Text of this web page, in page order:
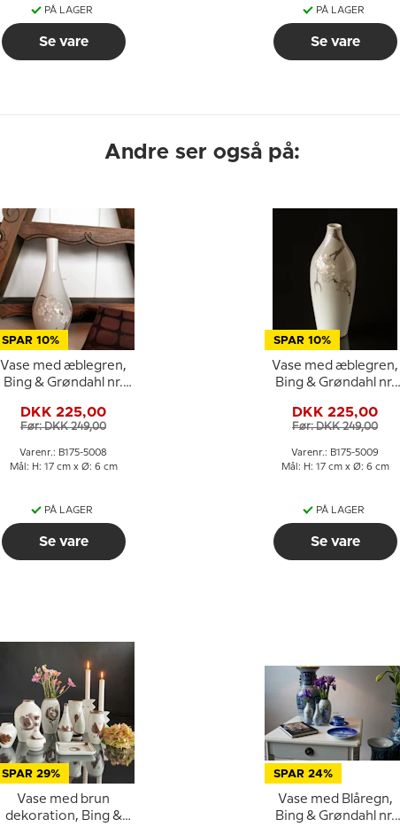
PÅ LAGER
Se vare
PÅ LAGER
Se vare
Andre ser også på:
SPAR 10%
Vase med æblegren,
Bing & Grøndahl nr.
DKK 225,00
Før: DKK 249,00
Varenr.: B175-5008
Mål: H: 17 cm x Ø: 6 cm
PÅ LAGER
Se vare
SPAR 10%
Vase med æblegren,
Bing & Grøndahl nr.
DKK 225,00
Før: DKK 249,00
Varenr.: B175-5009
Mål: H: 17 cm x Ø: 6 cm
PÅ LAGER
Se vare
SPAR 29%
Vase med brun
dekoration, Bing &
SPAR 24%
Vase med Blåregn,
Bing & Grøndahl nr.